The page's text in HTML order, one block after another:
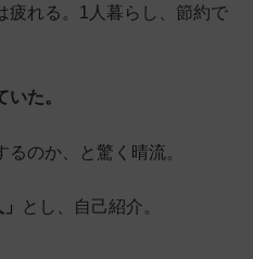
疲れる。1人暮らし、節約で
た。
のか、と驚く晴流。
とし、自己紹介。